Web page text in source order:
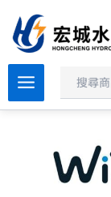
要
容
尋
PHILIPS
飛
利